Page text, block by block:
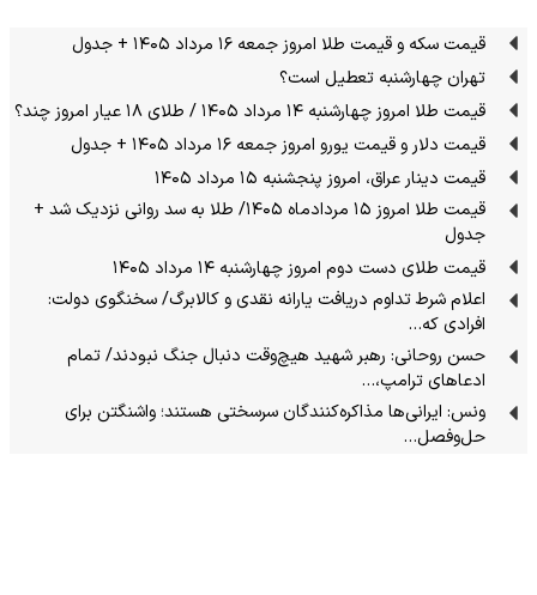
قیمت سکه و قیمت طلا امروز جمعه ۱۶ مرداد ۱۴۰۵ + جدول
تهران چهارشنبه تعطیل است؟
قیمت طلا امروز چهارشنبه ۱۴ مرداد ۱۴۰۵ / طلای ۱۸ عیار امروز چند؟
قیمت دلار و قیمت یورو امروز جمعه ۱۶ مرداد ۱۴۰۵ + جدول
قیمت دینار عراق، امروز پنجشنبه ۱۵ مرداد ۱۴۰۵
قیمت طلا امروز ۱۵ مردادماه ۱۴۰۵/ طلا به سد روانی نزدیک شد +
جدول
قیمت طلای دست دوم امروز چهارشنبه ۱۴ مرداد ۱۴۰۵
اعلام شرط تداوم دریافت یارانه نقدی و کالابرگ/ سخنگوی دولت:
افرادی که…
حسن روحانی: رهبر شهید هیچ‌وقت دنبال جنگ نبودند/ تمام
ادعاهای ترامپ،…
ونس: ایرانی‌ها مذاکره‌کنندگان سرسختی هستند؛ واشنگتن برای
حل‌وفصل…